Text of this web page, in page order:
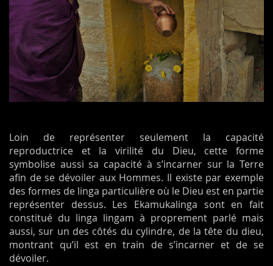
Loin de représenter seulement la capacité
reproductrice et la virilité du Dieu, cette forme
symbolise aussi sa capacité à s’incarner sur la Terre
afin de se dévoiler aux Hommes. Il existe par exemple
des formes de linga particulière où le Dieu est en partie
représenter dessus. Les Ekamukalinga sont en fait
constitué du linga lingam à proprement parlé mais
aussi, sur un des côtés du cylindre, de la tête du dieu,
montrant qu’il est en train de s’incarner et de se
dévoiler.